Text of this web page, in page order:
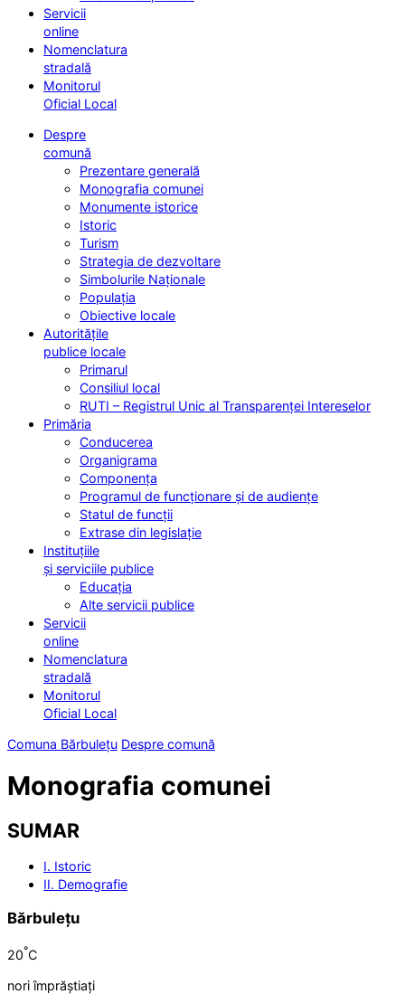
Servicii
online
Nomenclatura
stradală
Monitorul
Oficial Local
Despre
comună
Prezentare generală
Monografia comunei
Monumente istorice
Istoric
Turism
Strategia de dezvoltare
Simbolurile Naționale
Populația
Obiective locale
Autoritățile
publice locale
Primarul
Consiliul local
RUTI – Registrul Unic al Transparenței Intereselor
Primăria
Conducerea
Organigrama
Componența
Programul de funcționare și de audiențe
Statul de funcții
Extrase din legislație
Instituțiile
și serviciile publice
Educația
Alte servicii publice
Servicii
online
Nomenclatura
stradală
Monitorul
Oficial Local
Comuna Bărbulețu Despre comună
Monografia comunei
SUMAR
I. Istoric
II. Demografie
Bărbulețu
20°C
nori împrăștiați